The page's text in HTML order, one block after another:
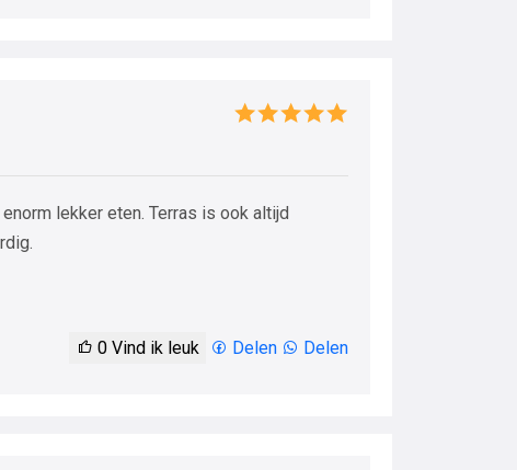
lekker eten. Terras is ook altijd
0 Vind ik leuk Delen Delen